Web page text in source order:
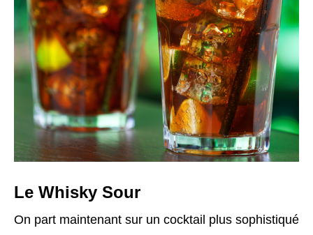
Le Whisky Sour
On part maintenant sur un cocktail plus sophistiqué